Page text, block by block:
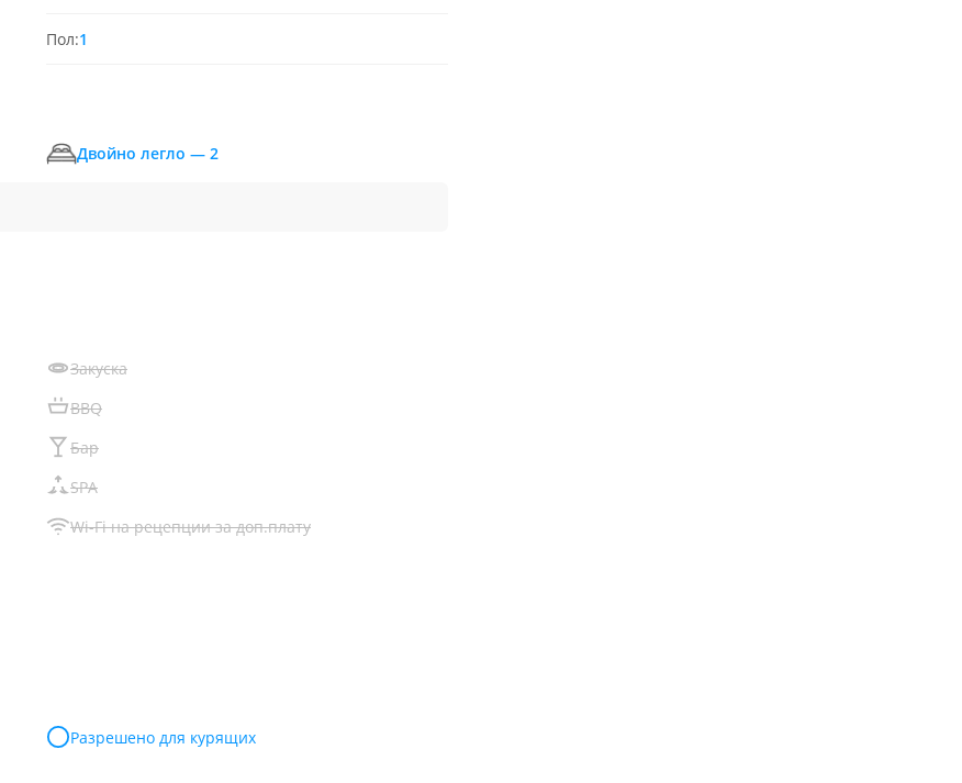
Пол:1
Двойно легло — 2
Закуска
BBQ
Бар
SPA
Wi-Fi на рецепции за доп.плату
Разрешено для курящих